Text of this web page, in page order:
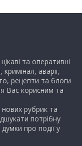
та оперативні
аварії,
рецепти та блоги
Вас корисним та
рубрик та
потрібну
про події у